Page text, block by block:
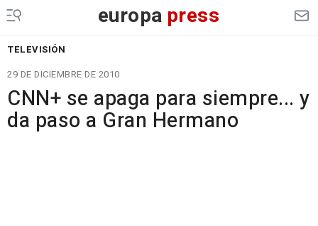
europa press
TELEVISIÓN
29 DE DICIEMBRE DE 2010
CNN+ se apaga para siempre... y
da paso a Gran Hermano